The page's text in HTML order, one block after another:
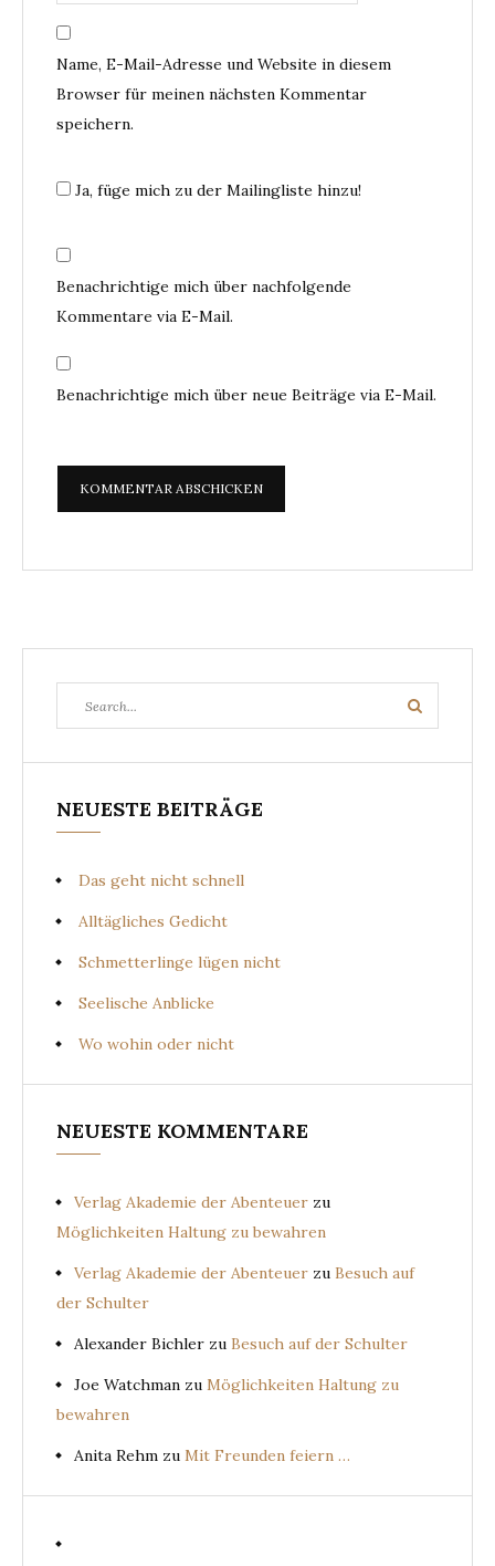
Name, E-Mail-Adresse und Website in diesem
Browser für meinen nächsten Kommentar
speichern.
Ja, füge mich zu der Mailingliste hinzu!
Benachrichtige mich über nachfolgende
Kommentare via E-Mail.
Benachrichtige mich über neue Beiträge via E-Mail.
for:
Search
NEUESTE BEITRÄGE
Das geht nicht schnell
Alltägliches Gedicht
Schmetterlinge lügen nicht
Seelische Anblicke
Wo wohin oder nicht
NEUESTE KOMMENTARE
Verlag Akademie der Abenteuer zu
Möglichkeiten Haltung zu bewahren
Verlag Akademie der Abenteuer zu Besuch auf
der Schulter
Alexander Bichler zu Besuch auf der Schulter
Joe Watchman zu Möglichkeiten Haltung zu
bewahren
Anita Rehm zu Mit Freunden feiern …